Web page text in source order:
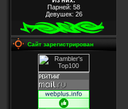
Парней: 58
Девушек: 26
Сайт зарегистрирован